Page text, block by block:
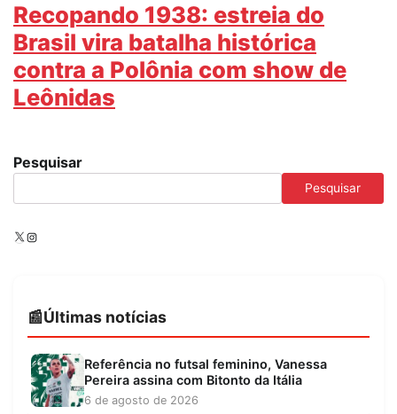
Recopando 1938: estreia do
Brasil vira batalha histórica
contra a Polônia com show de
Leônidas
Pesquisar
Pesquisar
X Instagram
Últimas notícias
Referência no futsal feminino, Vanessa
Pereira assina com Bitonto da Itália
6 de agosto de 2026